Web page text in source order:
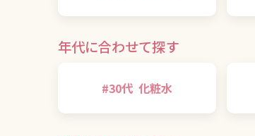
年代に合わせて探す
#30代 化粧水